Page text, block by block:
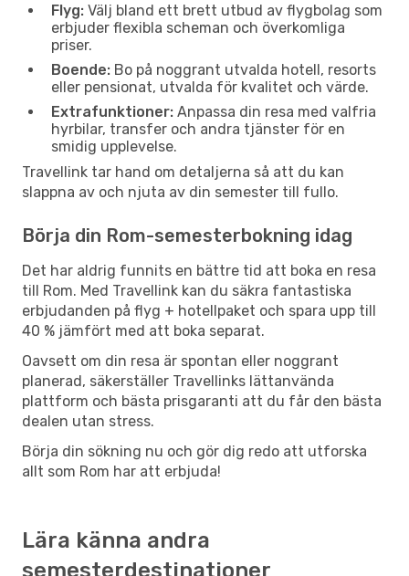
Flyg: Välj bland ett brett utbud av flygbolag som
erbjuder flexibla scheman och överkomliga
priser.
Boende: Bo på noggrant utvalda hotell, resorts
eller pensionat, utvalda för kvalitet och värde.
Extrafunktioner: Anpassa din resa med valfria
hyrbilar, transfer och andra tjänster för en
smidig upplevelse.
Travellink tar hand om detaljerna så att du kan
slappna av och njuta av din semester till fullo.
Börja din Rom-semesterbokning idag
Det har aldrig funnits en bättre tid att boka en resa
till Rom. Med Travellink kan du säkra fantastiska
erbjudanden på flyg + hotellpaket och spara upp till
40 % jämfört med att boka separat.
Oavsett om din resa är spontan eller noggrant
planerad, säkerställer Travellinks lättanvända
plattform och bästa prisgaranti att du får den bästa
dealen utan stress.
Börja din sökning nu och gör dig redo att utforska
allt som Rom har att erbjuda!
Lära känna andra
semesterdestinationer